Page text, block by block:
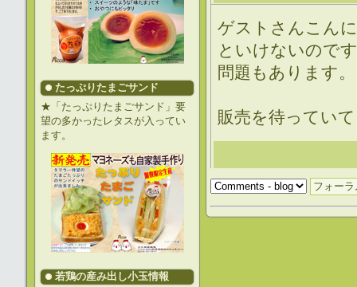
たっぷりたまごサンド
★「たっぷりたまごサンド」要
望の多かったレタスが入ってい
ます。
若鶏の産み出し小玉情報
ゲストさんこん
といけないので
問題もあります。
販売を待ってい